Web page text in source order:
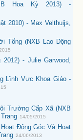
Hoa Kỳ 2013) -
2010) - Max Velthuijs,
Tống (NXB Lao Động
- Julie Garwood,
Lĩnh Vực Khoa Giáo -
Trường Cấp Xã (NXB
14/05/2015
Động Góc Và Hoạt
24/06/2013